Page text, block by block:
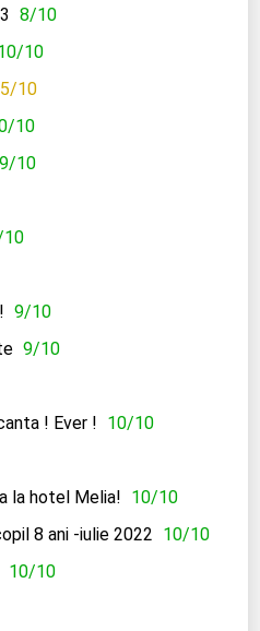
8/10
10
5/10
10
9/10
10
9/10
9/10
! Ever ! 10/10
la hotel Melia! 10/10
8 ani -iulie 2022 10/10
10/10